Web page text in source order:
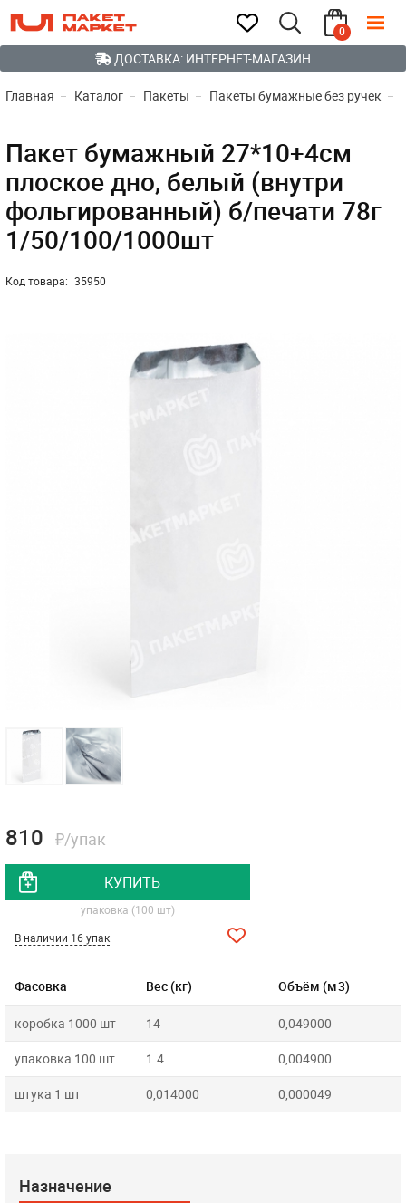
0
ДОСТАВКА: ИНТЕРНЕТ-МАГАЗИН
Главная Каталог Пакеты Пакеты бумажные без ручек
Пакет бумажный 27*10+4см
плоское дно, белый (внутри
фольгированный) б/печати 78г
1/50/100/1000шт
Код товара: 35950
Фасовка Вес (кг) Объём (м3)
коробка 1000 шт 14 0,049000
упаковка 100 шт 1.4 0,004900
штука 1 шт 0,014000 0,000049
810 ₽/упак
КУПИТЬ
упаковка (100 шт)
В наличии 16 упак
Назначение